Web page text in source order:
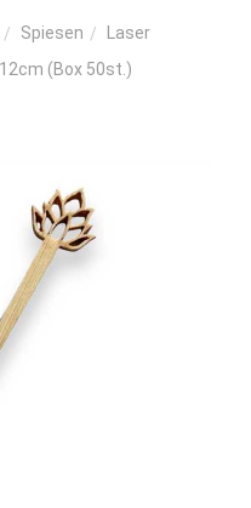
Spiesen
Laser
(Box 50st.)